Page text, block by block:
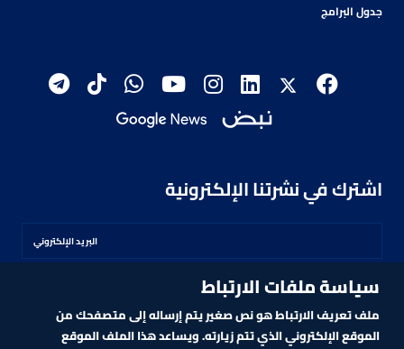
جدول البرامج
اشترك في نشرتنا الإلكترونية
اشترك
سياسة ملفات الارتباط
ملف تعريف الارتباط هو نص صغير يتم إرساله إلى متصفحك من
الموقع الإلكتروني الذي تتم زيارته. ويساعد هذا الملف الموقع